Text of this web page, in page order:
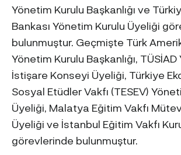
Yönetim Kurulu Başkanlığı ve
Bankası Yönetim Kurulu Üyeliği
bulunmuştur. Geçmişte Türk
Yönetim Kurulu Başkanlığı, TÜSİAD
İstişare Konseyi Üyeliği, Türkiye
Sosyal Etüdler Vakfı (TESEV)
Üyeliği, Malatya Eğitim Vakfı
Üyeliği ve İstanbul Eğitim Vakfı
görevlerinde bulunmuştur.